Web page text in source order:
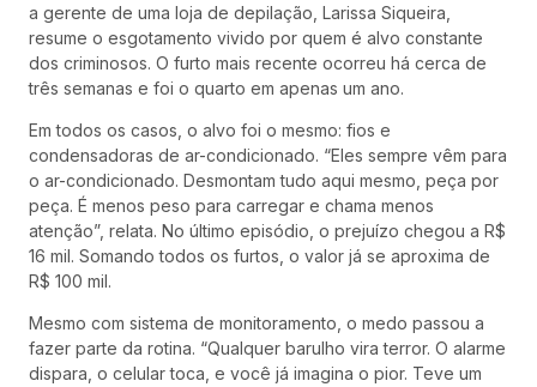
a gerente de uma loja de depilação, Larissa Siqueira,
resume o esgotamento vivido por quem é alvo constante
dos criminosos. O furto mais recente ocorreu há cerca de
três semanas e foi o quarto em apenas um ano.
Em todos os casos, o alvo foi o mesmo: fios e
condensadoras de ar-condicionado. “Eles sempre vêm para
o ar-condicionado. Desmontam tudo aqui mesmo, peça por
peça. É menos peso para carregar e chama menos
atenção”, relata. No último episódio, o prejuízo chegou a R$
16 mil. Somando todos os furtos, o valor já se aproxima de
R$ 100 mil.
Mesmo com sistema de monitoramento, o medo passou a
fazer parte da rotina. “Qualquer barulho vira terror. O alarme
dispara, o celular toca, e você já imagina o pior. Teve um